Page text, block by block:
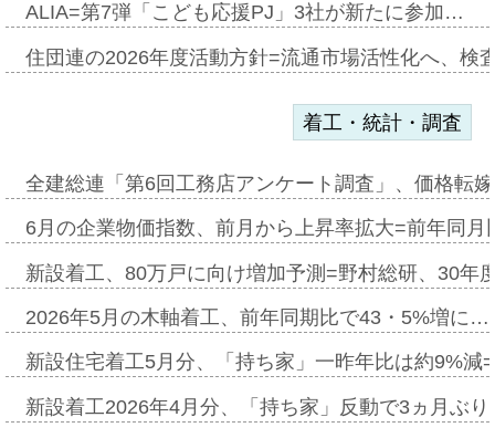
ALIA=第7弾「こども応援PJ」3社が新たに参加…
住団連の2026年度活動方針=流通市場活性化へ、検
着工・統計・調査
全建総連「第6回工務店アンケート調査」、価格転
6月の企業物価指数、前月から上昇率拡大=前年同
新設着工、80万戸に向け増加予測=野村総研、30年
2026年5月の木軸着工、前年同期比で43・5%増に…
新設住宅着工5月分、「持ち家」一昨年比は約9%
新設着工2026年4月分、「持ち家」反動で3ヵ月ぶ